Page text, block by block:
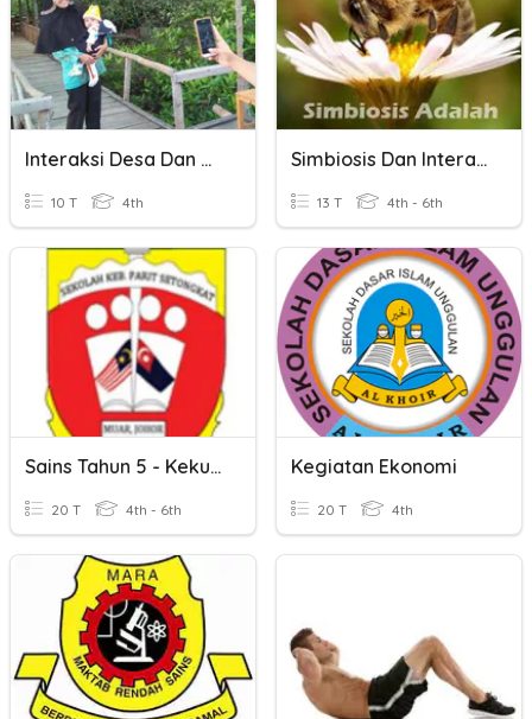
Interaksi Desa Dan Kota
10 T 4th
Simbiosis Dan Interaksi Makhluk Hidup
13 T 4th - 6th
Sains Tahun 5 - Kekuatan Dan Kestabilan
20 T 4th - 6th
Kegiatan Ekonomi
20 T 4th